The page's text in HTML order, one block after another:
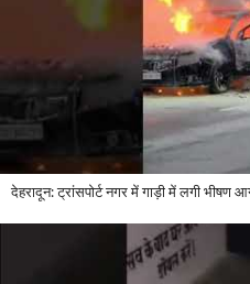
देहरादून: ट्रांसपोर्ट नगर में गाड़ी में लगी